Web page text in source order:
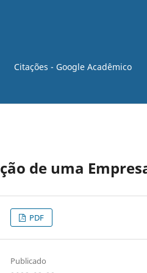
Citações - Google Acadêmico
de uma
PDF
Publicado